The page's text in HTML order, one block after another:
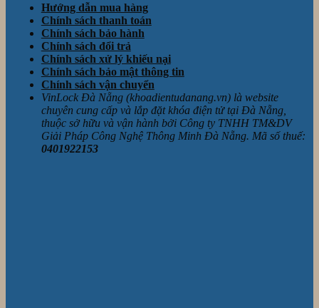
Hướng dẫn mua hàng
Chính sách thanh toán
Chính sách bảo hành
Chính sách đổi trả
Chính sách xử lý khiếu nại
Chính sách bảo mật thông tin
Chính sách vận chuyển
VinLock Đà Nẵng (khoadientudanang.vn) là website
chuyên cung cấp và lắp đặt khóa điện tử tại Đà Nẵng,
thuộc sở hữu và vận hành bởi Công ty TNHH TM&DV
Giải Pháp Công Nghệ Thông Minh Đà Nẵng. Mã số thuế:
0401922153